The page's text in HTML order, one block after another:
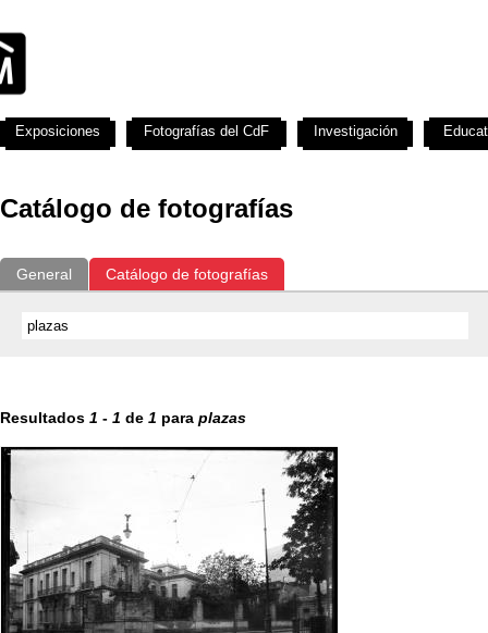
Catálogo de fotografías
General Catálogo de fotografías
Resultados 1 - 1 de 1 para plazas
Exposiciones Fotografías del CdF Investigación